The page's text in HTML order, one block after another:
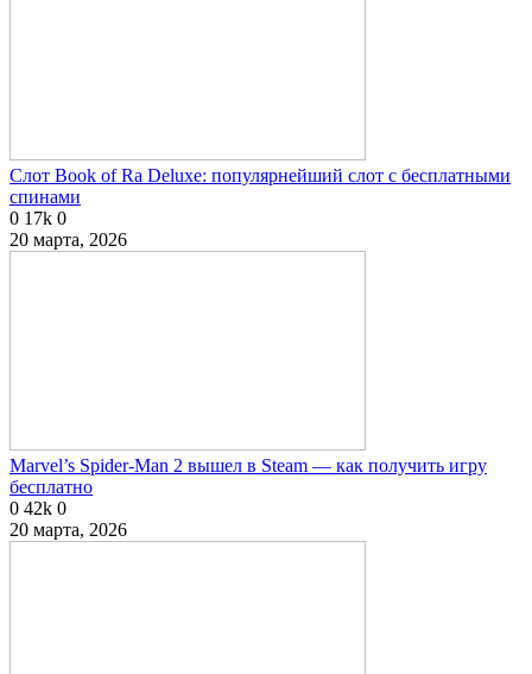
Слот Book of Ra Deluxe: популярнейший слот с бесплатными
спинами
0 17k 0
20 марта, 2026
Marvel’s Spider-Man 2 вышел в Steam — как получить игру
бесплатно
0 42k 0
20 марта, 2026